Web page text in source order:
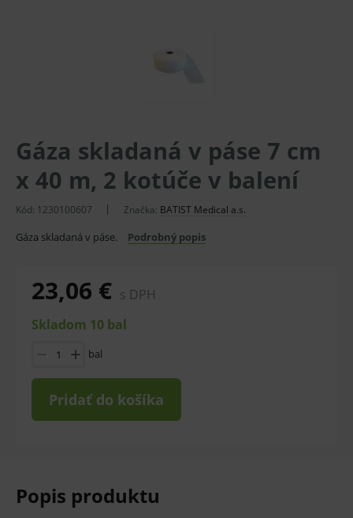
Gáza skladaná v páse 7 cm
x 40 m, 2 kotúče v balení
Kód: 1230100607 Značka: BATIST Medical a.s.
Gáza skladaná v páse. Podrobný popis
23,06 € s DPH
Skladom 10 bal
bal
Pridať do košíka
Popis produktu